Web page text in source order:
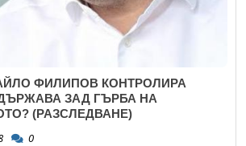
ФИЛИПОВ КОНТРОЛИРА
ЗАД ГЪРБА НА
(РАЗСЛЕДВАНЕ)
0